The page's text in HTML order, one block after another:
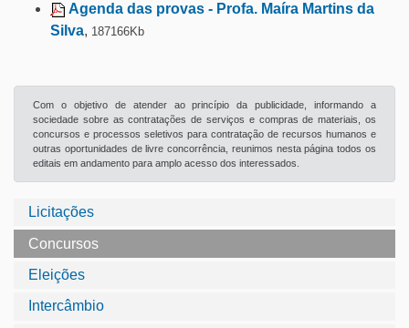
Licitações
Concursos
Eleições
Intercâmbio
Agenda das provas - Profa. Maíra Martins da
Silva, 187166Kb
Com o objetivo de atender ao princípio da publicidade, informando a
sociedade sobre as contratações de serviços e compras de materiais, os
concursos e processos seletivos para contratação de recursos humanos e
outras oportunidades de livre concorrência, reunimos nesta página todos os
editais em andamento para amplo acesso dos interessados.